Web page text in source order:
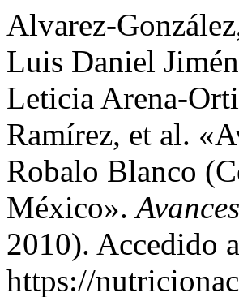
Alvarez-
Luis Daniel
Leticia Arena-
Ramírez, et al.
Robalo Blanco
México».
2010). Accedido
https://